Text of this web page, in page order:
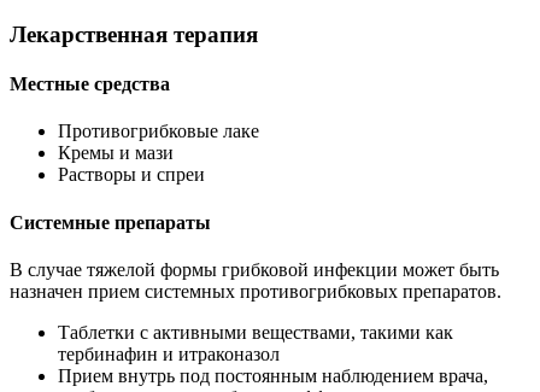
Лекарственная терапия
Местные средства
Противогрибковые лаке
Кремы и мази
Растворы и спреи
Системные препараты
В случае тяжелой формы грибковой инфекции может быть
назначен прием системных противогрибковых препаратов.
Таблетки с активными веществами, такими как
тербинафин и итраконазол
Прием внутрь под постоянным наблюдением врача,